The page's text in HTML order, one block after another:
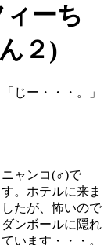
ーち
２)
「じー・・・。」
ニャンコ(♂)で
す。ホテルに来ま
したが、怖いので
ダンボールに隠れ
ています・・・。